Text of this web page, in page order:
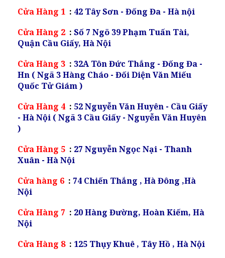
Cửa Hàng 1 : 42 Tây Sơn - Đống Đa - Hà nội
Cửa Hàng 2 : Số 7 Ngõ 39 Phạm Tuấn Tài,
Quận Cầu Giấy, Hà Nội
Cửa Hàng 3 : 32A Tôn Đức Thắng - Đống Đa -
Hn ( Ngã 3 Hàng Cháo - Đối Diện Văn Miếu
Quốc Tử Giám )
Cửa Hàng 4 : 52 Nguyễn Văn Huyên - Cầu Giấy
- Hà Nội ( Ngã 3 Cầu Giấy - Nguyễn Văn Huyên
)
Cửa Hàng 5 : 27 Nguyễn Ngọc Nại - Thanh
Xuân - Hà Nội
Cửa hàng 6 : 74 Chiến Thắng , Hà Đông ,Hà
Nội
Cửa Hàng 7 : 20 Hàng Đường, Hoàn Kiếm, Hà
Nội
Cửa Hàng 8 : 125 Thụy Khuê , Tây Hồ , Hà Nội